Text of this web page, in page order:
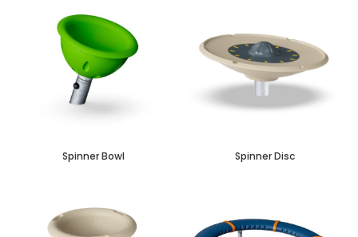
Spinner Bowl Spinner Disc